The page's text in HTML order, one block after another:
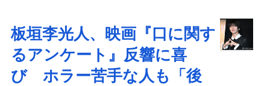
板垣李光人、映画『口に関す
るアンケート』反響に喜
び ホラー苦手な人も「後